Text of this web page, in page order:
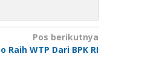
Pos berikutnya
Raih WTP Dari BPK RI